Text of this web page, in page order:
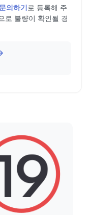
의하기로 등록해 주
로 불량이 확인될 경